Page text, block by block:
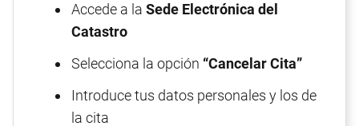
Accede a la Sede Electrónica del
Catastro
Selecciona la opción “Cancelar Cita”
Introduce tus datos personales y los de
la cita